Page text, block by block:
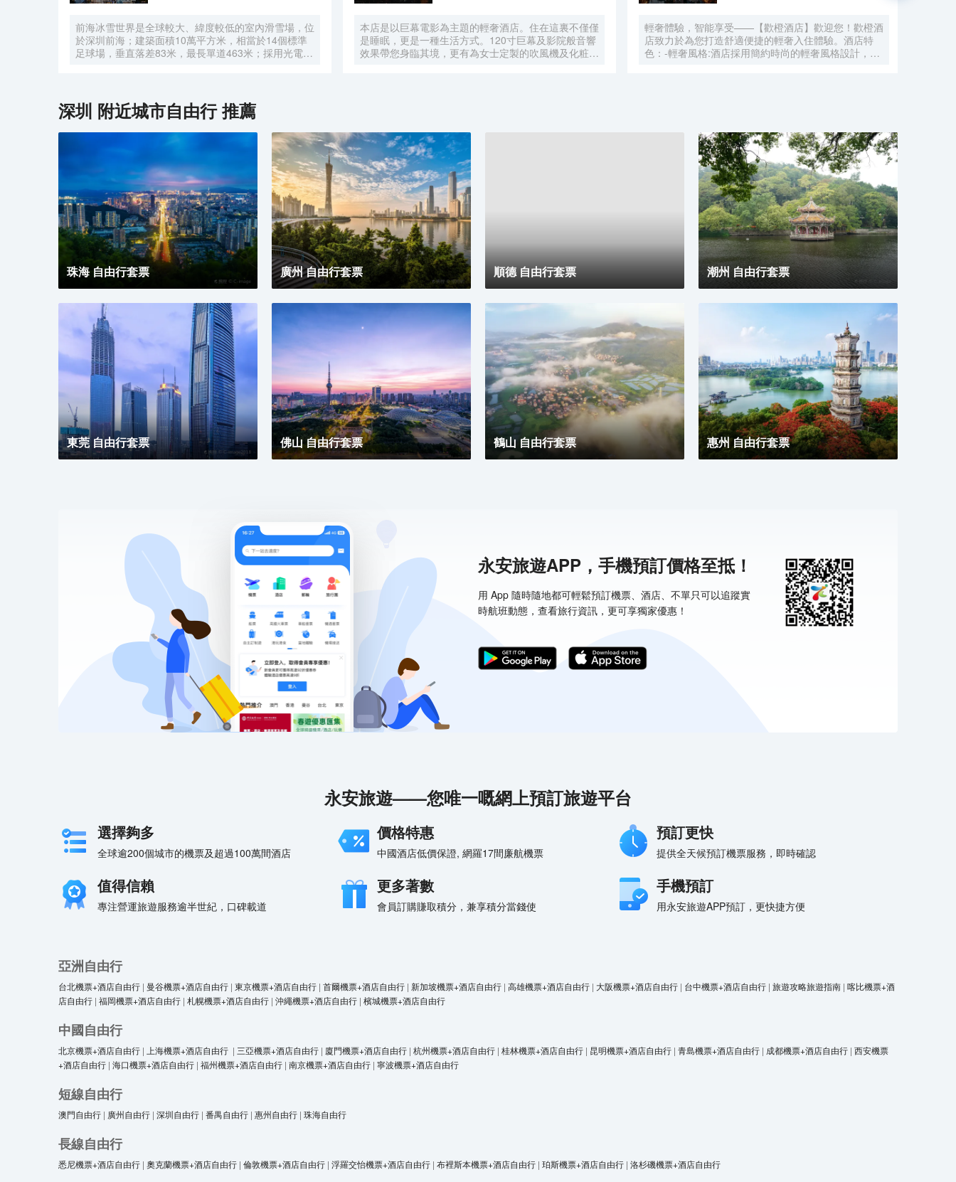
前海冰雪世界是全球較大、緯度較低的室內滑雪場，位
於深圳前海；建築面積10萬平方米，相當於14個標準
足球場，垂直落差83米，最長單道463米‌；採用光電發
本店是以巨幕電影為主題的輕奢酒店。住在這裏不僅僅
是睡眠，更是一種生活方式。120寸巨幕及影院般音響
效果帶您身臨其境，更有為女士定製的吹風機及化粧
輕奢體驗，智能享受——【歡橙酒店】歡迎您！歡橙酒
店致力於為您打造舒適便捷的輕奢入住體驗。酒店特
色：-輕奢風格:酒店採用簡約時尚的輕奢風格設計，注
影院，享受震撼視聽盛宴。-貼心服務:酒店設有洗衣
房，並提供烘乾服務，解決您的洗衣煩惱，讓旅途更加
輕鬆自在。歡橙酒店是您商務出行、休閒度假的理想之
選。期待您的光臨！温馨提示，圖片僅供參考，無法涵
蓋所有房型，詳細的實物照片請諮詢酒店。
深圳 附近城市自由行 推薦
珠海 自由行套票 廣州 自由行套票 順德 自由行套票 潮州 自由行套票
東莞 自由行套票 佛山 自由行套票 鶴山 自由行套票 惠州 自由行套票
永安旅遊APP，手機預訂價格至抵！
用 App 隨時隨地都可輕鬆預訂機票、酒店、不單只可以追蹤實
時航班動態，查看旅行資訊，更可享獨家優惠！
永安旅遊——您唯一嘅網上預訂旅遊平台
選擇夠多
全球逾200個城市的機票及超過100萬間酒店
價格特惠
中國酒店低價保證, 網羅17間廉航機票
預訂更快
提供全天候預訂機票服務，即時確認
值得信賴
專注營運旅遊服務逾半世紀，口碑載道
更多著數
會員訂購賺取積分，兼享積分當錢使
手機預訂
用永安旅遊APP預訂，更快捷方便
亞洲自由行
台北機票+酒店自由行 | 曼谷機票+酒店自由行 | 東京機票+酒店自由行 | 首爾機票+酒店自由行 | 新加坡機票+酒店自由行 | 高雄機票+酒店自由行 | 大阪機票+酒店自由行 | 台中機票+酒店自由行 | 旅遊攻略旅遊指南 | 喀比機票+酒
店自由行 | 福岡機票+酒店自由行 | 札幌機票+酒店自由行 | 沖繩機票+酒店自由行 | 檳城機票+酒店自由行
中國自由行
北京機票+酒店自由行 | 上海機票+酒店自由行 | 三亞機票+酒店自由行 | 廈門機票+酒店自由行 | 杭州機票+酒店自由行 | 桂林機票+酒店自由行 | 昆明機票+酒店自由行 | 青島機票+酒店自由行 | 成都機票+酒店自由行 | 西安機票
+酒店自由行 | 海口機票+酒店自由行 | 福州機票+酒店自由行 | 南京機票+酒店自由行 | 寧波機票+酒店自由行
短線自由行
澳門自由行 | 廣州自由行 | 深圳自由行 | 番禺自由行 | 惠州自由行 | 珠海自由行
長線自由行
悉尼機票+酒店自由行 | 奧克蘭機票+酒店自由行 | 倫敦機票+酒店自由行 | 浮羅交怡機票+酒店自由行 | 布裡斯本機票+酒店自由行 | 珀斯機票+酒店自由行 | 洛杉磯機票+酒店自由行